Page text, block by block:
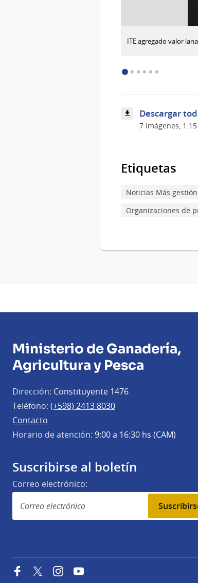
ITE agregado valor lana
Descargar
7 imágenes,
Etiquetas
Noticias Más gestión
Organizaciones de
Ministerio de Ganadería,
Agricultura y Pesca
Dirección: Constituyente 1476
Teléfono: (+598) 2413 8030
Contacto
Horario de atención: 9:00 a 16:30 hs (CAM)
Suscribirse al boletín
Correo electrónico:
FacebookTwitterInstagramYouTube